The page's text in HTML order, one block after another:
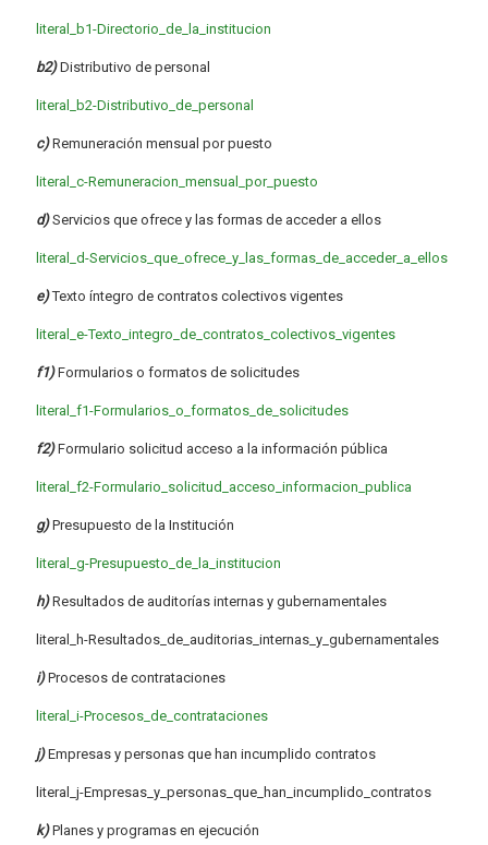
literal_b1-Directorio_de_la_institucion
b2)Distributivo de personal
literal_b2-Distributivo_de_personal
c)Remuneración mensual por puesto
literal_c-Remuneracion_mensual_por_puesto
d)Servicios que ofrece y las formas de acceder a ellos
literal_d-Servicios_que_ofrece_y_las_formas_de_acceder_a_ellos
e)Texto íntegro de contratos colectivos vigentes
literal_e-Texto_integro_de_contratos_colectivos_vigentes
f1)Formularios o formatos de solicitudes
literal_f1-Formularios_o_formatos_de_solicitudes
f2)Formulario solicitud acceso a la información pública
literal_f2-Formulario_solicitud_acceso_informacion_publica
g) Presupuesto de la Institución
literal_g-Presupuesto_de_la_institucion
h)Resultados de auditorías internas y gubernamentales
literal_h-Resultados_de_auditorias_internas_y_gubernamentales
i) Procesos de contrataciones
literal_i-Procesos_de_contrataciones
j) Empresas y personas que han incumplido contratos
literal_j-Empresas_y_personas_que_han_incumplido_contratos
k) Planes y programas en ejecución